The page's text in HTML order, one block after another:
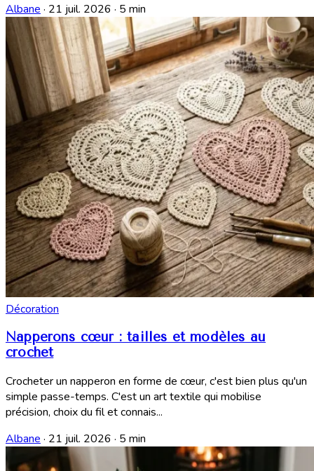
Albane · 21 juil. 2026 · 5 min
Décoration
Napperons cœur : tailles et modèles au
crochet
Crocheter un napperon en forme de cœur, c'est bien plus qu'un
simple passe-temps. C'est un art textile qui mobilise
précision, choix du fil et connais...
Albane · 21 juil. 2026 · 5 min